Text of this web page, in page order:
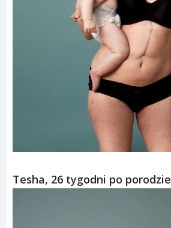
Tesha, 26 tygodni po porodzie